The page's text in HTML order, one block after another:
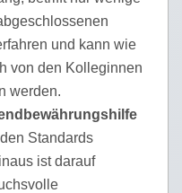
und kann wie
von den Kolleginnen
werden.
Standards
ist darauf